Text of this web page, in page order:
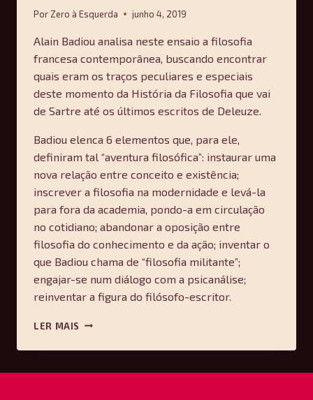
Por Zero à Esquerda junho 4, 2019
Alain Badiou analisa neste ensaio a filosofia
francesa contemporânea, buscando encontrar
quais eram os traços peculiares e especiais
deste momento da História da Filosofia que vai
de Sartre até os últimos escritos de Deleuze.
Badiou elenca 6 elementos que, para ele,
definiram tal “aventura filosófica”: instaurar uma
nova relação entre conceito e existência;
inscrever a filosofia na modernidade e levá-la
para fora da academia, pondo-a em circulação
no cotidiano; abandonar a oposição entre
filosofia do conhecimento e da ação; inventar o
que Badiou chama de “filosofia militante”;
engajar-se num diálogo com a psicanálise;
reinventar a figura do filósofo-escritor.
LER MAIS A
DA